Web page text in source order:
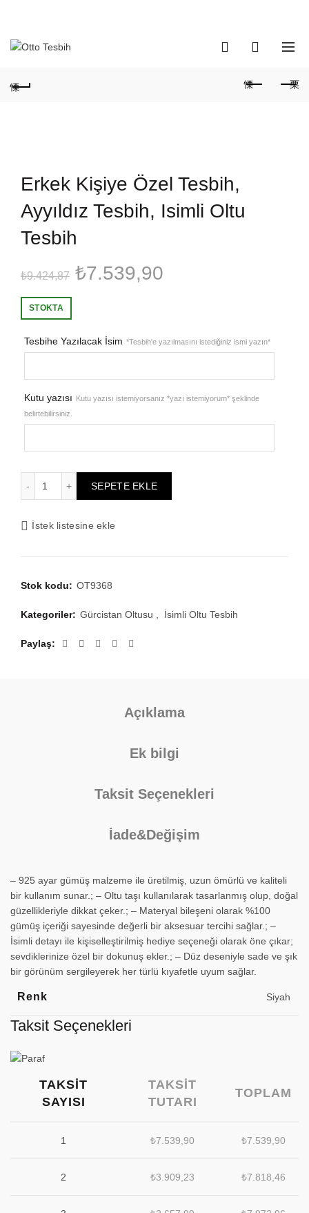
Erkek Kişiye Özel Tesbih,
Ayyıldız Tesbih, Isimli Oltu
Tesbih
₺9.424,87 Orijinal
₺9.424,87.
₺7.539,90
STOKTA
Tesbihe Yazılacak İsim *Tesbih'e yazılmasını istediğiniz ismi yazın*
Kutu yazısı Kutu yazısı istemiyorsanız *yazı istemiyorum* şeklinde
belirtebilirsiniz.
SEPETE EKLE
İstek listesine ekle
Stok kodu: OT9368
Kategoriler: Gürcistan Oltusu İsimli Oltu Tesbih
Paylaş
Açıklama
Ek bilgi
Taksit Seçenekleri
İade&Değişim
– 925 ayar gümüş malzeme ile üretilmiş, uzun ömürlü ve kaliteli
bir kullanım sunar.; – Oltu taşı kullanılarak tasarlanmış olup, doğal
güzellikleriyle dikkat çeker.; – Materyal bileşeni olarak %100
gümüş içeriği sayesinde değerli bir aksesuar tercihi sağlar.; –
İsimli detayı ile kişiselleştirilmiş hediye seçeneği olarak öne çıkar;
sevdiklerinize özel bir dokunuş ekler.; – Düz deseniyle sade ve şık
bir görünüm sergileyerek her türlü kıyafetle uyum sağlar.
Renk Siyah
Taksit Seçenekleri
TAKSIT
SAYISI
TAKSIT
TUTARI
TOPLAM
1 ₺7.539,90 ₺7.539,90
2 ₺3.909,23 ₺7.818,46